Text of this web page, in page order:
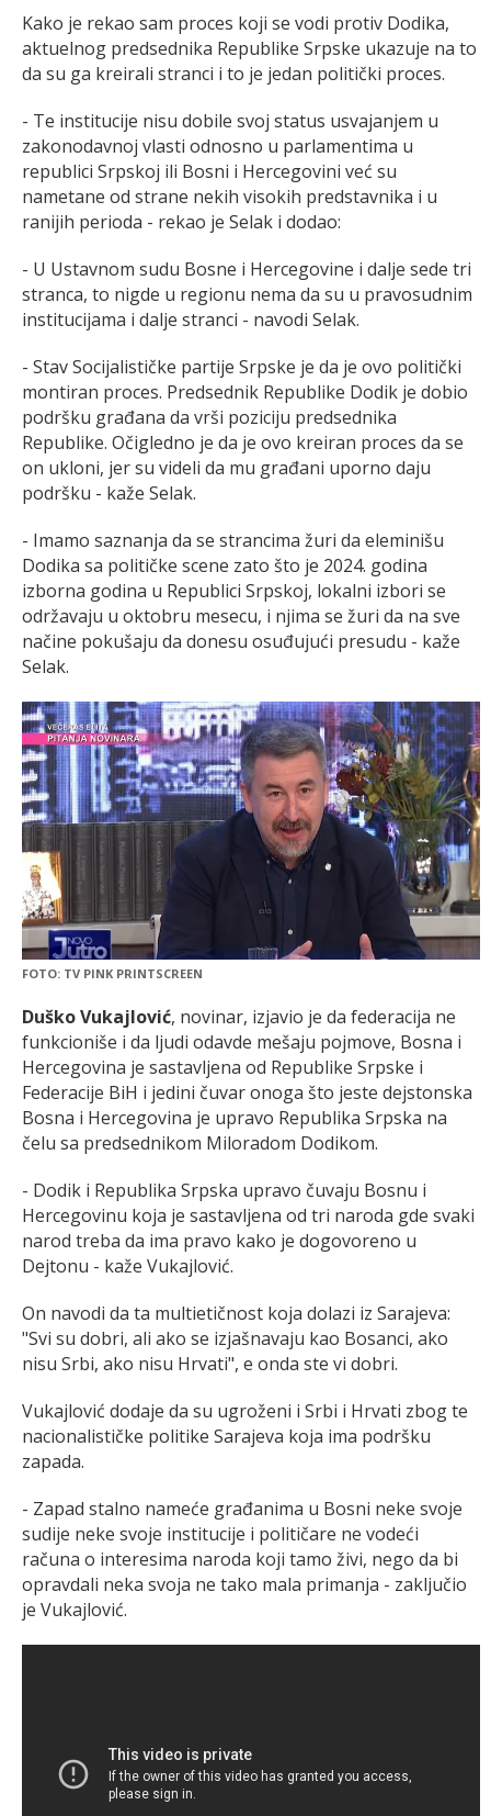
Kako je rekao sam proces koji se vodi protiv Dodika,
aktuelnog predsednika Republike Srpske ukazuje na to
da su ga kreirali stranci i to je jedan politički proces.
- Te institucije nisu dobile svoj status usvajanjem u
zakonodavnoj vlasti odnosno u parlamentima u
republici Srpskoj ili Bosni i Hercegovini već su
nametane od strane nekih visokih predstavnika i u
ranijih perioda - rekao je Selak i dodao:
- U Ustavnom sudu Bosne i Hercegovine i dalje sede tri
stranca, to nigde u regionu nema da su u pravosudnim
institucijama i dalje stranci - navodi Selak.
- Stav Socijalističke partije Srpske je da je ovo politički
montiran proces. Predsednik Republike Dodik je dobio
podršku građana da vrši poziciju predsednika
Republike. Očigledno je da je ovo kreiran proces da se
on ukloni, jer su videli da mu građani uporno daju
podršku - kaže Selak.
- Imamo saznanja da se strancima žuri da eleminišu
Dodika sa političke scene zato što je 2024. godina
izborna godina u Republici Srpskoj, lokalni izbori se
održavaju u oktobru mesecu, i njima se žuri da na sve
načine pokušaju da donesu osuđujući presudu - kaže
Selak.
FOTO: TV PINK PRINTSCREEN
Duško Vukajlović, novinar, izjavio je da federacija ne
funkcioniše i da ljudi odavde mešaju pojmove, Bosna i
Hercegovina je sastavljena od Republike Srpske i
Federacije BiH i jedini čuvar onoga što jeste dejstonska
Bosna i Hercegovina je upravo Republika Srpska na
čelu sa predsednikom Miloradom Dodikom.
- Dodik i Republika Srpska upravo čuvaju Bosnu i
Hercegovinu koja je sastavljena od tri naroda gde svaki
narod treba da ima pravo kako je dogovoreno u
Dejtonu - kaže Vukajlović.
On navodi da ta multietičnost koja dolazi iz Sarajeva:
"Svi su dobri, ali ako se izjašnavaju kao Bosanci, ako
nisu Srbi, ako nisu Hrvati", e onda ste vi dobri.
Vukajlović dodaje da su ugroženi i Srbi i Hrvati zbog te
nacionalističke politike Sarajeva koja ima podršku
zapada.
- Zapad stalno nameće građanima u Bosni neke svoje
sudije neke svoje institucije i političare ne vodeći
računa o interesima naroda koji tamo živi, nego da bi
opravdali neka svoja ne tako mala primanja - zaključio
je Vukajlović.